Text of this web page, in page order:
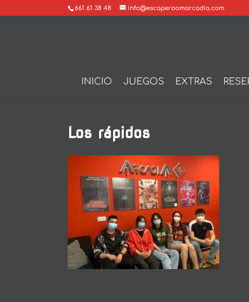
661 61 38 48 info@escaperoomarcadia.com
INICIO JUEGOS EXTRAS
Los rápidos